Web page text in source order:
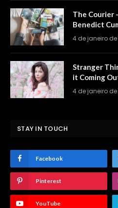
The Courier
Benedict
4 de janeiro
Stranger
it Coming
4 de janeiro
STAY IN TOUCH
Facebook
Pinterest
YouTube